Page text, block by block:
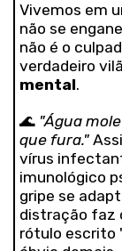
Vivemos em
não se
não é o
verdadeiro
mental.
🌊 "Água
que fura."
vírus
imunológico
gripe se
distração faz
rótulo escrito